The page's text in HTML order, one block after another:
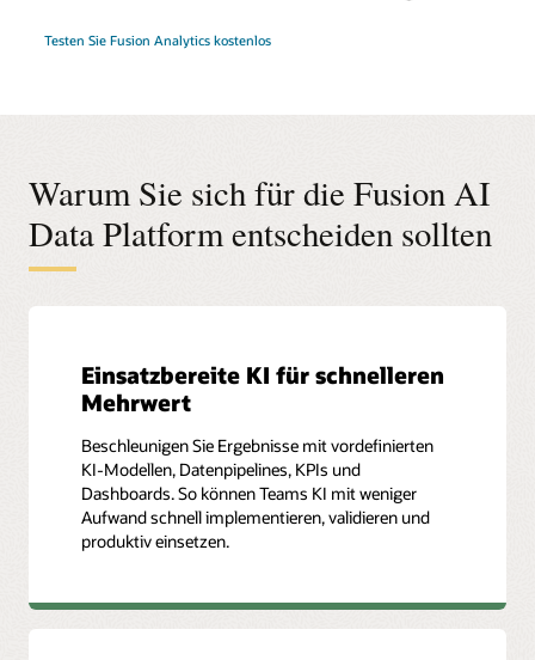
Testen Sie Fusion Analytics kostenlos
Warum Sie sich für die Fusion AI
Data Platform entscheiden sollten
Einsatzbereite KI für schnelleren
Mehrwert
Beschleunigen Sie Ergebnisse mit vordefinierten
KI-Modellen, Datenpipelines, KPIs und
Dashboards. So können Teams KI mit weniger
Aufwand schnell implementieren, validieren und
produktiv einsetzen.